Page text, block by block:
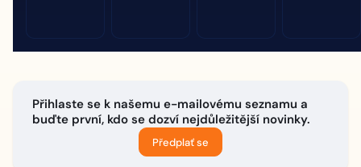
Přihlaste se k našemu e-mailovému seznamu a
buďte první, kdo se dozví nejdůležitější novinky.
Předplať se